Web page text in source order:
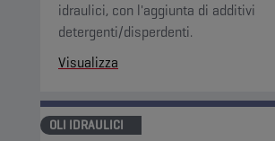
idraulici, con l'aggiunta di additivi
detergenti/disperdenti.
Visualizza
OLI IDRAULICI